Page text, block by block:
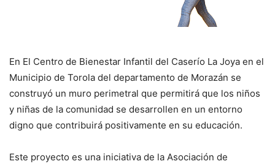
En El Centro de Bienestar Infantil del Caserío La Joya en el
Municipio de Torola del departamento de Morazán se
construyó un muro perimetral que permitirá que los niños
y niñas de la comunidad se desarrollen en un entorno
digno que contribuirá positivamente en su educación.
Este proyecto es una iniciativa de la Asociación de